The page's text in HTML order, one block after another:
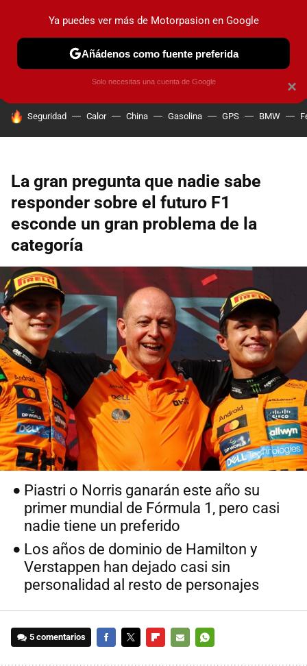
PRUEBAS COCHES ELÉCTRICOS OBSERVATORIO
HOY SE HABLA DE
Seguridad Calor China Gasolina GPS BMW
La gran pregunta que nadie sabe
responder sobre el futuro F1
esconde un gran problema de la
categoría
Piastri o Norris ganarán este año su
primer mundial de Fórmula 1, pero casi
nadie tiene un preferido
Los años de dominio de Hamilton y
Verstappen han dejado casi sin
personalidad al resto de personajes
5 comentarios
×
Ya puedes ver más de Motorpasion en Google
Añádenos como fuente preferida
Solo necesitas una cuenta de Google